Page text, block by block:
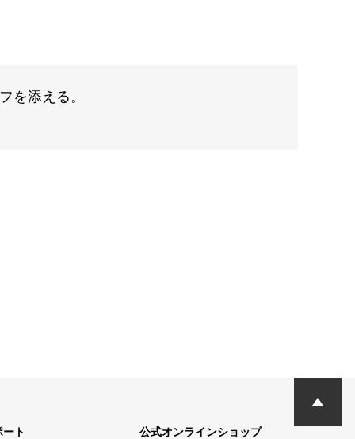
を添える。
ート 公式オンラインショップ